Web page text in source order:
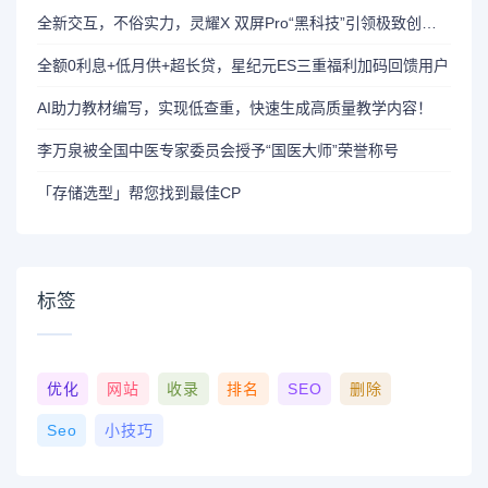
全额0利息+低月供+超长贷，星纪元ES三重福利加码回馈用户
AI助力教材编写，实现低查重，快速生成高质量教学内容！
李万泉被全国中医专家委员会授予“国医大师”荣誉称号
「存储选型」帮您找到最佳CP
标签
优化 网站 收录 排名 SEO 删除
Seo 小技巧